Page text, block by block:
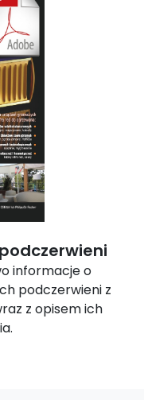
informacje o
podczerwieni z
z opisem ich